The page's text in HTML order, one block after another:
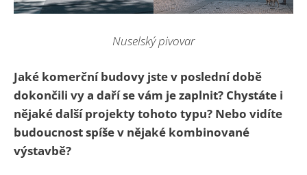
Nuselský pivovar
Jaké komerční budovy jste v poslední době
dokončili vy a daří se vám je zaplnit? Chystáte i
nějaké další projekty tohoto typu? Nebo vidíte
budoucnost spíše v nějaké kombinované
výstavbě?